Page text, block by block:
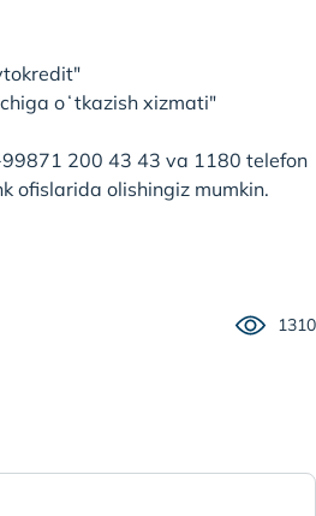
oʻtkazish xizmati"
200 43 43 va 1180 telefon
ofislarida olishingiz mumkin.
1310